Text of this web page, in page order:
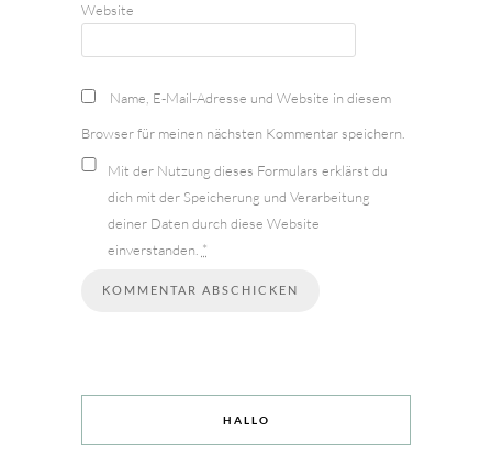
Website
Name, E-Mail-Adresse und Website in diesem
Browser für meinen nächsten Kommentar speichern.
Mit der Nutzung dieses Formulars erklärst du
dich mit der Speicherung und Verarbeitung
deiner Daten durch diese Website
einverstanden. *
HALLO